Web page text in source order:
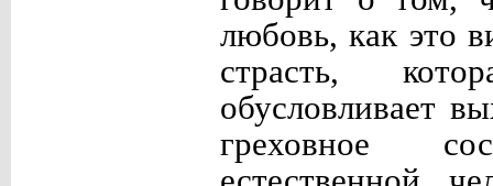
любовь, как это
страсть,
обусловливает
греховное